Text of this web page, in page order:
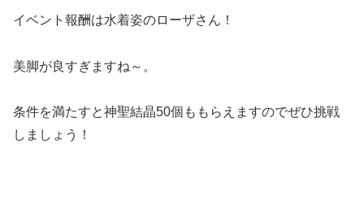
イベント報酬は水着姿のローザさん！
美脚が良すぎますね～。
条件を満たすと神聖結晶50個ももらえますのでぜひ挑戦
しましょう！